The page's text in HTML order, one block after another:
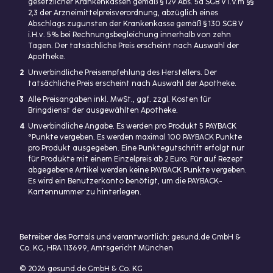
gesetzlicher Krankenkassen gemäß § 129 Abs. 5a SGB V i.V.m §§
2,3 der Arzneimittelpreisverordnung, abzüglich eines
Abschlags zugunsten der Krankenkasse gemäß § 130 SGB V
i.H.v. 5% bei Rechnungsbegleichung innerhalb von zehn
Tagen. Der tatsächliche Preis erscheint nach Auswahl der
Apotheke.
2 Unverbindliche Preisempfehlung des Herstellers. Der
tatsächliche Preis erscheint nach Auswahl der Apotheke.
3 Alle Preisangaben inkl. MwSt., ggf. zzgl. Kosten für
Bringdienst der ausgewählten Apotheke.
4 Unverbindliche Angabe. Es werden pro Produkt 5 PAYBACK
°Punkte vergeben. Es werden maximal 100 PAYBACK Punkte
pro Produkt ausgegeben. Eine Punktegutschrift erfolgt nur
für Produkte mit einem Einzelpreis ab 2 Euro. Für auf Rezept
abgegebene Artikel werden keine PAYBACK Punkte vergeben.
Es wird ein Benutzerkonto benötigt, um die PAYBACK-
Kartennummer zu hinterlegen.
Betreiber des Portals und verantwortlich: gesund.de GmbH &
Co. KG, HRA 113699, Amtsgericht München
© 2026 gesund.de GmbH & Co. KG